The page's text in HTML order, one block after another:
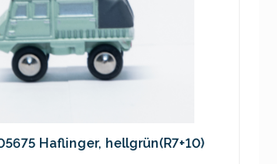
Haflinger, hellgrün(R7+10)